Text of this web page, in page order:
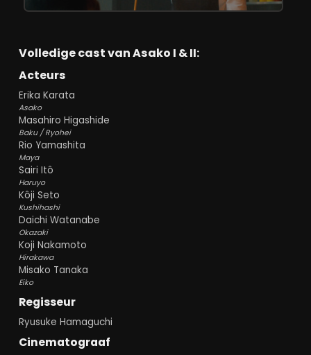
Volledige cast van Asako I & II:
Acteurs
Erika Karata
Asako
Masahiro Higashide
Baku / Ryohei
Rio Yamashita
Maya
Sairi Itô
Haruyo
Kôji Seto
Kushihashi
Daichi Watanabe
Okazaki
Koji Nakamoto
Hirakawa
Misako Tanaka
Eiko
Regisseur
Ryusuke Hamaguchi
Cinematograaf